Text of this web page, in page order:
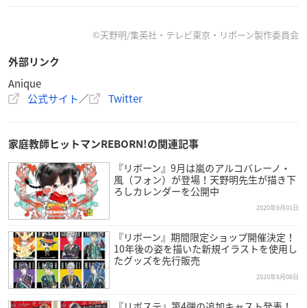
【推奨環境】
Android 4.1 Chrome 58以降
【#リボーンオンライン展覧会
〜リユ二オーネ(同窓会)〜 開
催!✨】
仲間と懐かしい思い出を振り返り語り合おう。
アニメ描き下ろし絵の展示や、限定グッズの販売も！
👉https://t.co/KOdGwIKHL5
©︎天野明/集英社・テレビ東京・リボーン製作委員会
外部リンク
Anique
公式サイト／ Twitter
家庭教師ヒットマンREBORN!の関連記事
『リボーン』9月は嵐のアルコバレーノ・
風（フォン）が登場！天野明先生が描き下
ろしカレンダーを公開中
2020年9月01日
『リボーン』期間限定ショップ開催決定！
10年後の姿を描いた新規イラストを使用し
たグッズを先行販売
2020年8月08日